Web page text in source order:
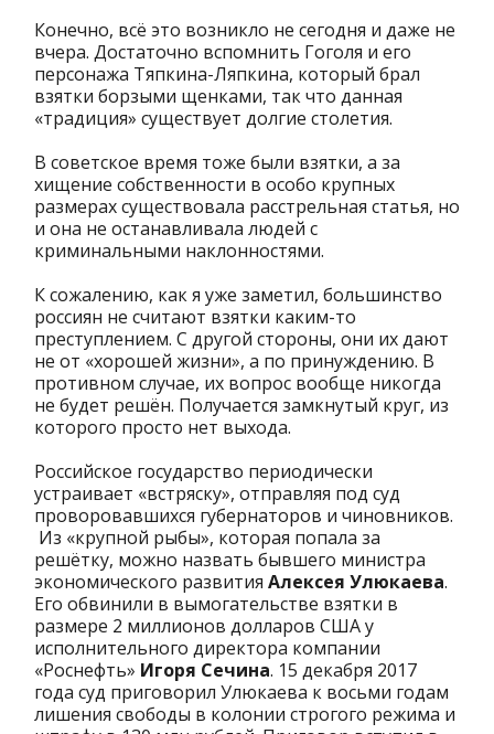
Конечно, всё это возникло не сегодня и даже не
вчера. Достаточно вспомнить Гоголя и его
персонажа Тяпкина-Ляпкина, который брал
взятки борзыми щенками, так что данная
«традиция» существует долгие столетия.
В советское время тоже были взятки, а за
хищение собственности в особо крупных
размерах существовала расстрельная статья, но
и она не останавливала людей с
криминальными наклонностями.
К сожалению, как я уже заметил, большинство
россиян не считают взятки каким-то
преступлением. С другой стороны, они их дают
не от «хорошей жизни», а по принуждению. В
противном случае, их вопрос вообще никогда
не будет решён. Получается замкнутый круг, из
которого просто нет выхода.
Российское государство периодически
устраивает «встряску», отправляя под суд
проворовавшихся губернаторов и чиновников.
Из «крупной рыбы», которая попала за
решётку, можно назвать бывшего министра
экономического развития Алексея Улюкаева.
Его обвинили в вымогательстве взятки в
размере 2 миллионов долларов США у
исполнительного директора компании
«Роснефть» Игоря Сечина. 15 декабря 2017
года суд приговорил Улюкаева к восьми годам
лишения свободы в колонии строгого режима и